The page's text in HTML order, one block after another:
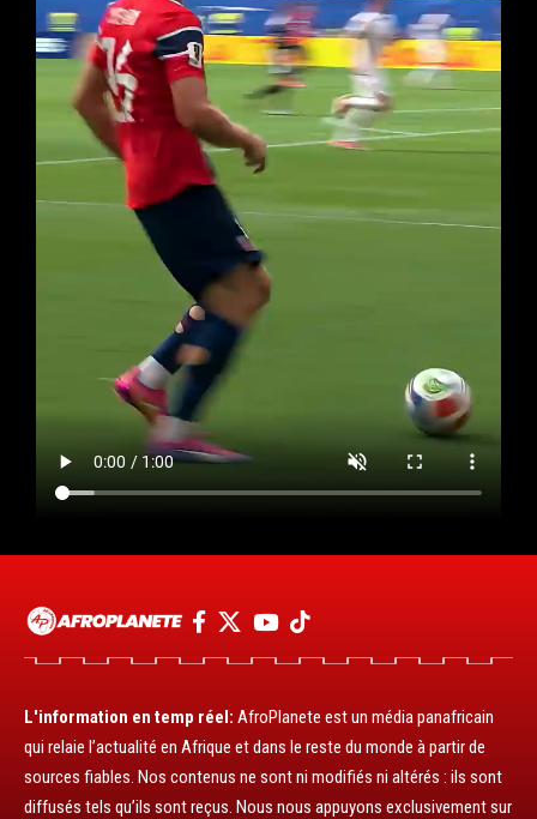
L'information en temp réel: AfroPlanete est un média panafricain
qui relaie l’actualité en Afrique et dans le reste du monde à partir de
sources fiables. Nos contenus ne sont ni modifiés ni altérés : ils sont
diffusés tels qu’ils sont reçus. Nous nous appuyons exclusivement sur